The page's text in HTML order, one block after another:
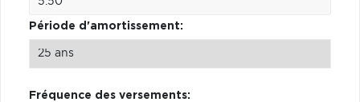
Période d'amortissement:
Fréquence des versements: